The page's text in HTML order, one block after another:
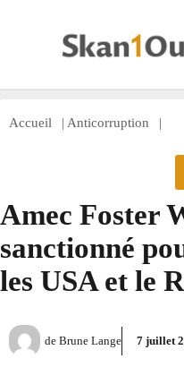
Accueil | Anticorruption |
Amec Foster
sanctionné
les USA et le
de Brune Lange 7 juillet